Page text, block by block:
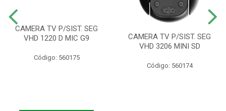
CAMERA TV P/SIST. SEG
VHD 1220 D MIC G9
Código: 560175
CAMERA TV P/SIST. SEG
VHD 3206 MINI SD
Código: 560174